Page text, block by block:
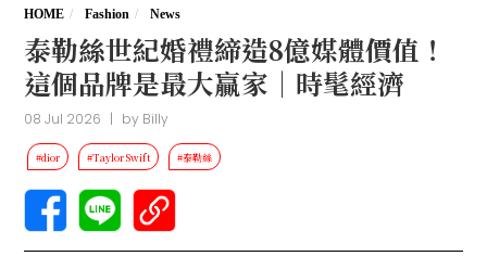
HOME Fashion News
泰勒絲世紀婚禮締造8億媒體價值！
這個品牌是最大贏家｜時髦經濟
08 Jul 2026 | by Billy
#dior #Taylor Swift #泰勒絲